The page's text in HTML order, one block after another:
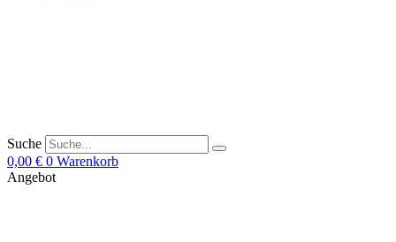
Suche
0,00 € 0 Warenkorb
Angebot